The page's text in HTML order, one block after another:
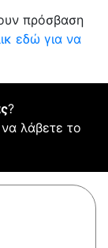
πρόσβαση
εδώ για να
?
λάβετε το